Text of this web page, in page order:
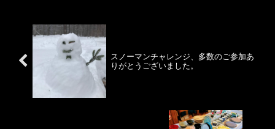
スノーマンチャレンジ、多数のご参加あ
りがとうございました。